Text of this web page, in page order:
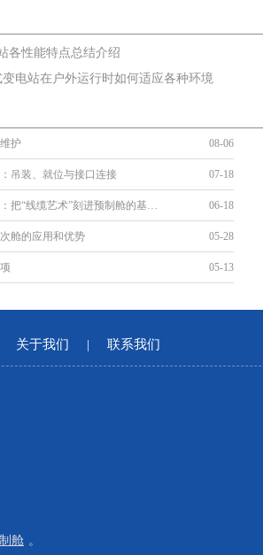
各性能特点总结介绍
变电站在户外运行时如何适应各种环境
护 08-06
吊装、就位与接口连接 07-18
细节见真章｜泰安腾达电器：把“线缆艺术”刻进预制舱的基因里 06-18
舱的应用和优势 05-28
05-13
关于我们 | 联系我们
舱 。